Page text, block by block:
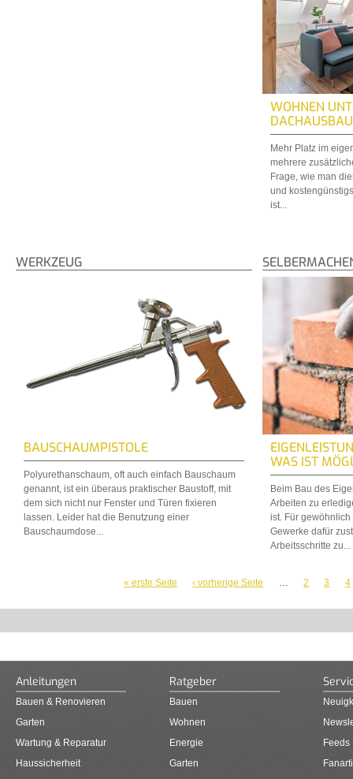
WOHNEN
Mehr Platz im
mehrere
Frage, wie man
und
ist...
WERKZEUG
BAUSCHAUMPISTOLE
Polyurethanschaum, oft auch einfach Bauschaum
genannt, ist ein überaus praktischer Baustoff, mit
dem sich nicht nur Fenster und Türen fixieren
lassen. Leider hat die Benutzung einer
Bauschaumdose...
WAS IST
Beim Bau des
Arbeiten zu
ist. Für
Gewerke dafür
Arbeitsschritte zu...
« erste Seite ‹ vorherige Seite … 2 3 4
Anleitungen
Bauen & Renovieren
Garten
Wartung & Reparatur
Haussicherheit
Ratgeber
Bauen
Wohnen
Energie
Garten
Feeds